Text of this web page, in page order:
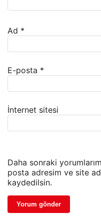
Ad *
E-posta *
İnternet sitesi
Daha sonraki
posta adresim ve site
kaydedilsin.